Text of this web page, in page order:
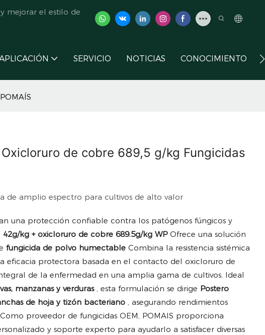
mejorar el estilo de
SERVICIO NOTICIAS CONOCIMIENTO
de cobre 689,5 g/kg Fungicidas
de amplio espectro para cultivos de alto valor
una protección confiable contra los patógenos fúngicos y
42g/kg + oxicloruro de cobre 689.5g/kg WP Ofrece una solución
fungicida de polvo humectable Combina la resistencia sistémica
eficacia protectora basada en el contacto del oxicloruro de
de la enfermedad en una amplia gama de cultivos. Ideal
manzanas y verduras , esta formulación se dirige Postero
de hoja y tizón bacteriano
, asegurando rendimientos
proveedor de fungicidas OEM, POMAIS proporciona
y soporte experto para ayudarlo a satisfacer diversas